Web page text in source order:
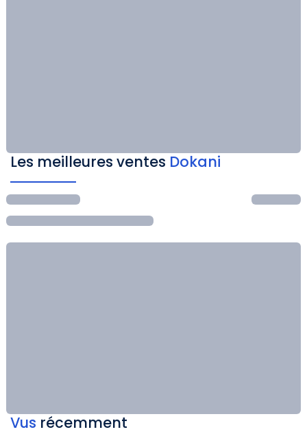
Les meilleures ventes Dokani
Vus récemment